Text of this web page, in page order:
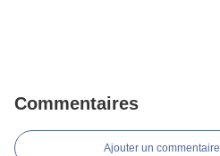
Commentaires
Ajouter un commentaire